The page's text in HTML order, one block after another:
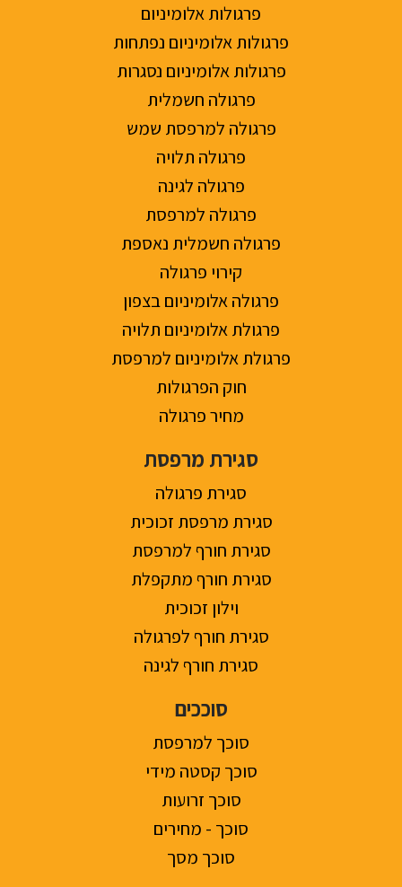
פרגולות אלומיניום
פרגולות אלומיניום נפתחות
פרגולות אלומיניום נסגרות
פרגולה חשמלית
פרגולה למרפסת שמש
פרגולה תלויה
פרגולה לגינה
פרגולה למרפסת
פרגולה חשמלית נאספת
קירוי פרגולה
פרגולה אלומיניום בצפון
פרגולת אלומיניום תלויה
פרגולת אלומיניום למרפסת
חוק הפרגולות
מחיר פרגולה
סגירת מרפסת
סגירת פרגולה
סגירת מרפסת זכוכית
סגירת חורף למרפסת
סגירת חורף מתקפלת
וילון זכוכית
סגירת חורף לפרגולה
סגירת חורף לגינה
סוככים
סוכך למרפסת
סוכך קסטה מידי
סוכך זרועות
סוכך - מחירים
סוכך מסך